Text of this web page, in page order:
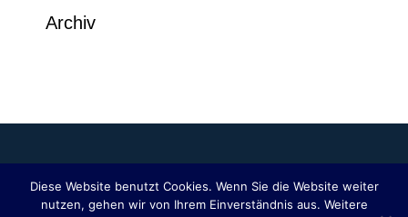
Archiv
Diese Website benutzt Cookies. Wenn Sie die Website weiter
nutzen, gehen wir von Ihrem Einverständnis aus. Weitere